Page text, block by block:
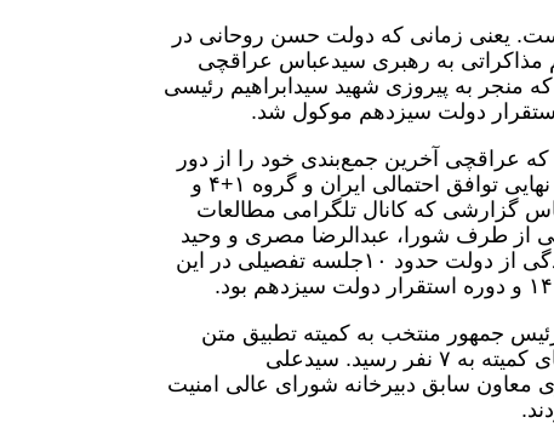
در تحولات هسته‌ای اوایل سال ۱۴۰۰ نهفته است. یعنی زمانی که دولت حسن روحانی در
مذاکراتی به رهبری سیدعباس عراقچی
بود. این مذاکرات که تا قبل از برگزاری انتخابات ۲۸ خرداد ۱۴۰۰ که منجر به پیروزی شهید سیدابراهیم رئیسی
دولت سیزدهم موکول شد.
دوازدهم یعنی روزهای ابتدایی خرداد ۱۴۰۰ زمانی که عراقچی آخرین جمع‌بندی خود را از دور
آخر مذاکرات به شورای امنیت ملی تحویل داد، کمیته تطبیق متن نهایی توافق احتمالی ایران و گروه ۱+۴ و
ابتدا متشکل از ۵ نفر بود. بر اساس گزارشی که کانال تلگرامی مطالعات
از طرف شورا، عبدالرضا مصری و وحید
جلال‌زاده از مجلس و علی‌اکبر صالحی و عباس عراقچی به نمایندگی از دولت حدود ١٠جلسه تفصیلی در این
جمهور منتخب به کمیته تطبیق متن
نهایی توافق احتمالی ایران و گروه ۱+۴ اضافه شدند و تعداد اعضای کمیته به ٧ نفر رسید. سیدعلی
سابق دبیرخانه شورای عالی امنیت